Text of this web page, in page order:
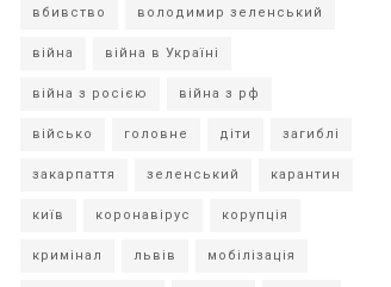
вбивство володимир зеленський
війна війна в Україні
війна з росією війна з рф
військо головне діти загиблі
закарпаття зеленський карантин
київ коронавірус корупція
кримінал львів мобілізація